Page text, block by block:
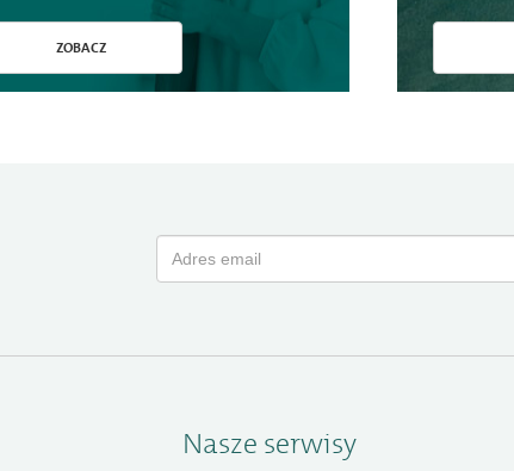
ZOBACZ
Nasze serwisy